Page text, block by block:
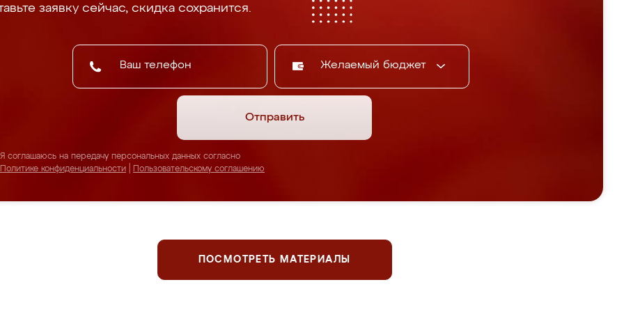
заявку сейчас, скидка сохранится.
Желаемый бюджет
Отправить
Я соглашаюсь на передачу персональных данных согласно
Политике конфиденциальности
Пользовательскому соглашению
ПОСМОТРЕТЬ МАТЕРИАЛЫ